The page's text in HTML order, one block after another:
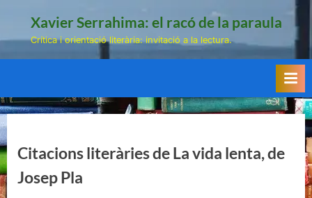
Xavier Serrahima: el racó de la paraula
Crítica i orientació literària: invitació a la lectura.
Citacions literàries de La vida lenta, de
Josep Pla